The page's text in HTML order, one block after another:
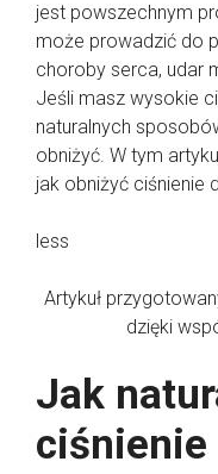
jest powszechnym
może prowadzić do
choroby serca, udar
Jeśli masz wysokie
naturalnych
obniżyć. W tym
jak obniżyć
less
Artykuł
dzięki
Jak
ciśnienie